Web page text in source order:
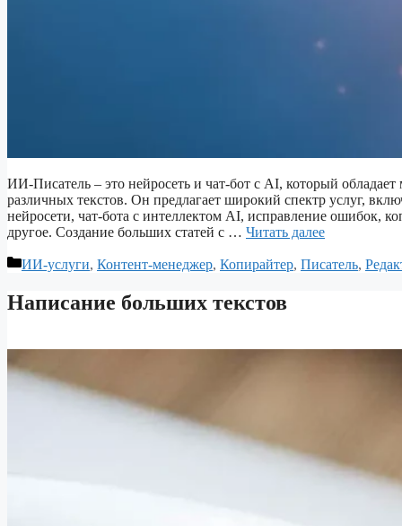
ИИ-Писатель – это нейросеть и чат-бот с AI, который
различных текстов. Он предлагает широкий спектр услуг,
нейросети, чат-бота с интеллектом AI, исправление ошибок,
другое. Создание больших статей с … Читать далее
Рубрики
ИИ-услуги, Контент-менеджер, Копирайтер, Писатель,
Написание больших текстов